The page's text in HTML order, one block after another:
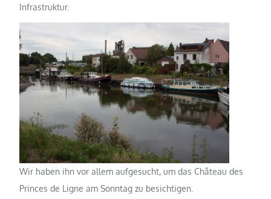
Infrastruktur.
Wir haben ihn vor allem aufgesucht, um das Château des
Princes de Ligne am Sonntag zu besichtigen.